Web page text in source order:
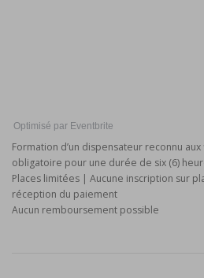
Optimisé par Eventbrite
Formation d’un dispensateur reconnu
obligatoire pour une durée de six (6)
Places limitées | Aucune inscription sur
réception du paiement
Aucun remboursement possible